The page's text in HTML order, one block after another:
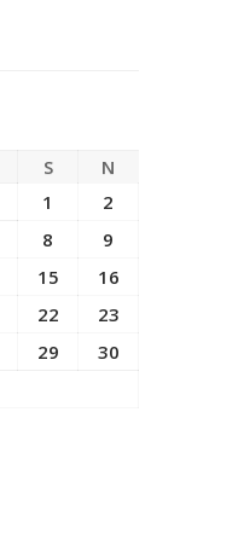
S
N
1
2
8
9
15
16
22
23
29
30